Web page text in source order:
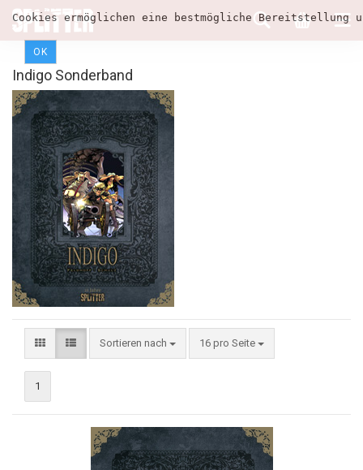
Cookies ermöglichen eine bestmögliche
OK
Indigo Sonderband
Sortieren nach 16 pro Seite
1